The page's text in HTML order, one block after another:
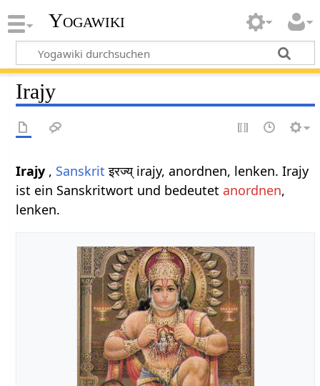
Yogawiki
Irajy
Irajy , Sanskrit इरज्य् irajy, anordnen, lenken. Irajy
ist ein Sanskritwort und bedeutet anordnen,
lenken.